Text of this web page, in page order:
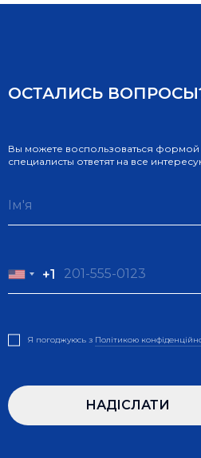
ОСТАЛИСЬ
Вы можете воспользоваться
специалисты ответят на все
+1
+1
Я погоджуюсь з Полiтикою
НАДIСЛАТИ